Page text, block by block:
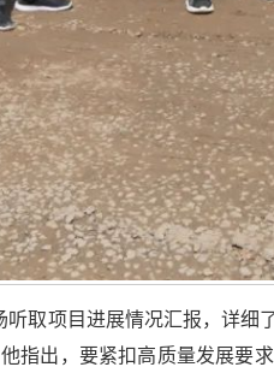
取项目进展情况汇报，详
指出，要紧扣高质量发展要